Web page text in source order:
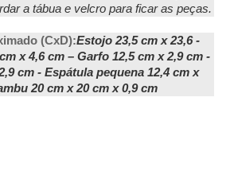
a tábua e velcro para ficar as peças.
(CxD):Estojo 23,5 cm x 23,6 -
x 4,6 cm – Garfo 12,5 cm x 2,9 cm -
cm - Espátula pequena 12,4 cm x
20 cm x 20 cm x 0,9 cm